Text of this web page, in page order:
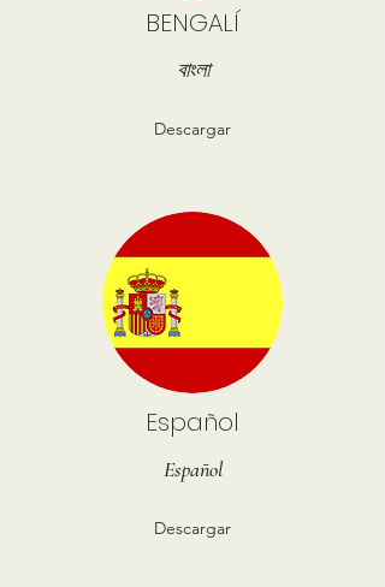
BENGALÍ
বাংলা
Descargar
Español
Español
Descargar